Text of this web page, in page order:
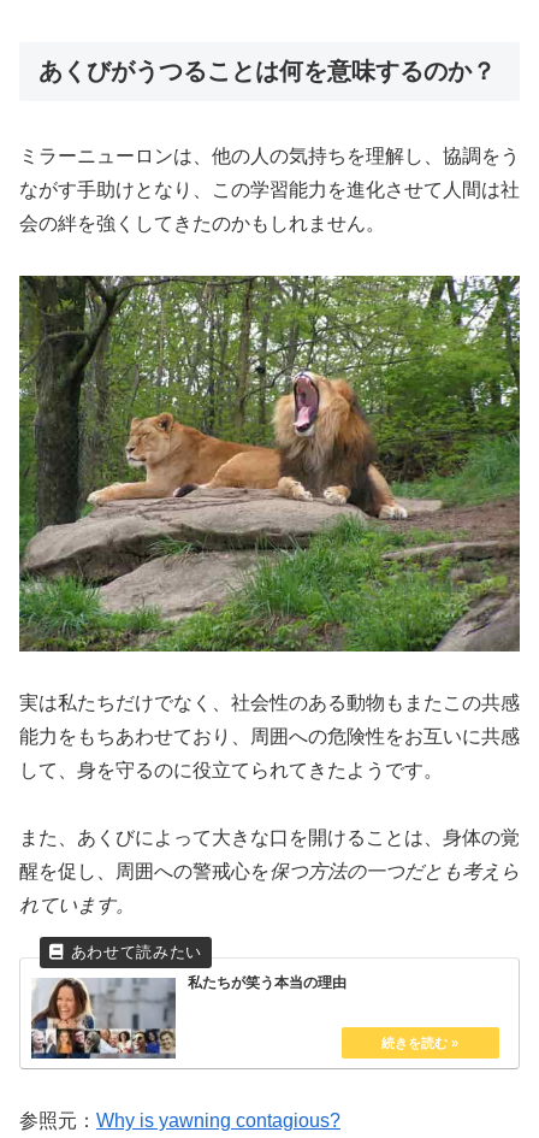
あくびがうつることは何を意味するのか？
ミラーニューロンは、他の人の気持ちを理解し、協調をう
ながす手助けとなり、この学習能力を進化させて人間は社
会の絆を強くしてきたのかもしれません。
実は私たちだけでなく、社会性のある動物もまたこの共感
能力をもちあわせており、周囲への危険性をお互いに共感
して、身を守るのに役立てられてきたようです。
また、あくびによって大きな口を開けることは、身体の覚
醒を促し、周囲への警戒心を保つ方法の一つだとも考えら
れています。
私たちが笑う本当の理由
参照元： Why is yawning contagious?